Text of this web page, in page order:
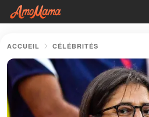
ACCUEIL CÉLÉBRITÉS